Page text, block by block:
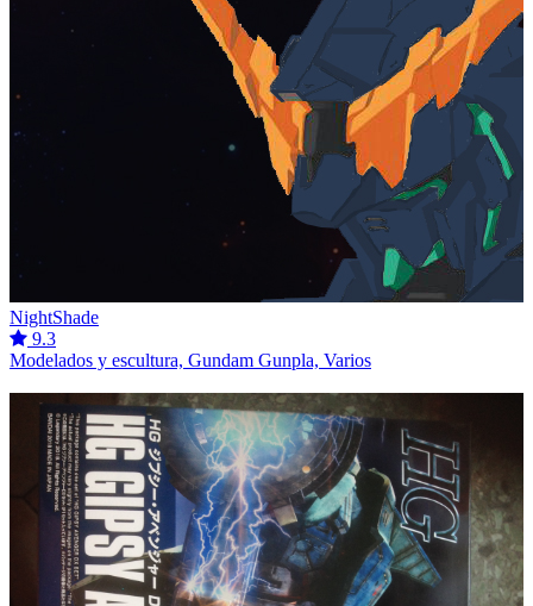
NightShade
9.3
Modelados y escultura, Gundam Gunpla, Varios